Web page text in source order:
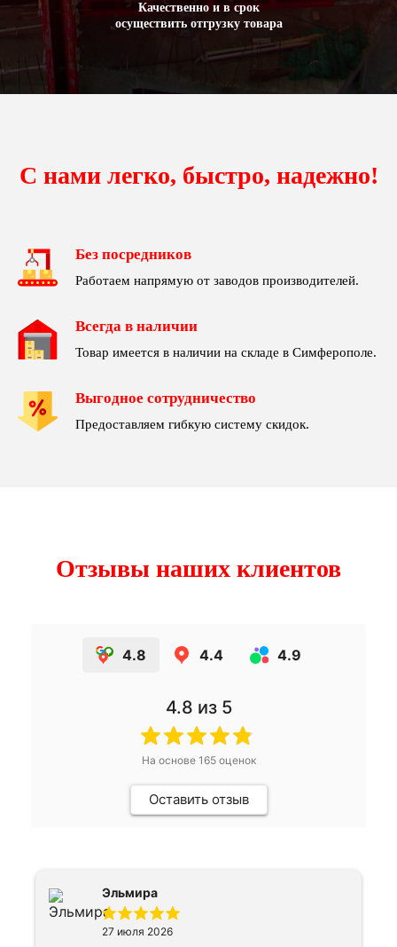
Качественно и в срок
осуществить отгрузку товара
С нами легко, быстро, надежно!
Без посредников
Работаем напрямую от заводов производителей.
Всегда в наличии
Товар имеется в наличии на складе в Симферополе.
Выгодное сотрудничество
Предоставляем гибкую систему скидок.
Отзывы наших клиентов
4.8 4.4 4.9
4.8 из 5
На основе 165оценок
Оставить отзыв
Эльмира
27 июля 2026